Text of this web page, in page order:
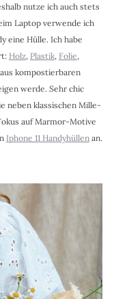
nutze ich auch stets
Laptop verwende ich
eine Hülle. Ich habe
Holz, Plastik, Folie,
kompostierbaren
werde. Sehr chic
neben klassischen Mille-
auf Marmor-Motive
Iphone 11 Handyhüllenan.